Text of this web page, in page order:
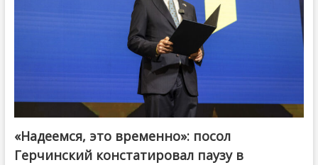
«Надеемся, это временно»: посол
Герчинский констатировал паузу в